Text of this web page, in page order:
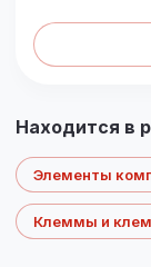
Находится в
Элементы
Клеммы и